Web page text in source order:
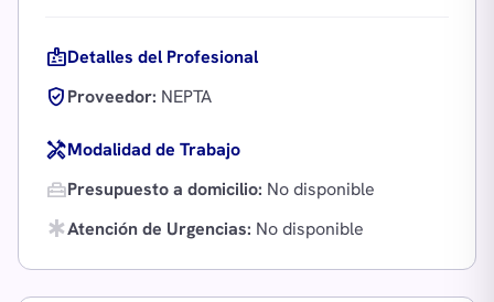
badgeDetalles del Profesional
verified_userProveedor: NEPTA
handymanModalidad de Trabajo
home_repair_servicePresupuesto a domicilio: No disponible
emergencyAtención de Urgencias: No disponible